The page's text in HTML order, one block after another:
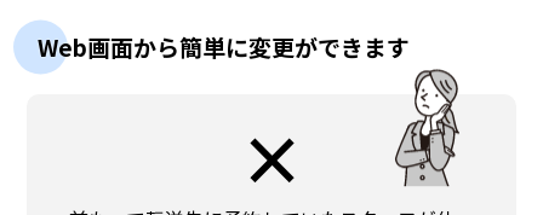
Web画面から簡単に変更ができます
×